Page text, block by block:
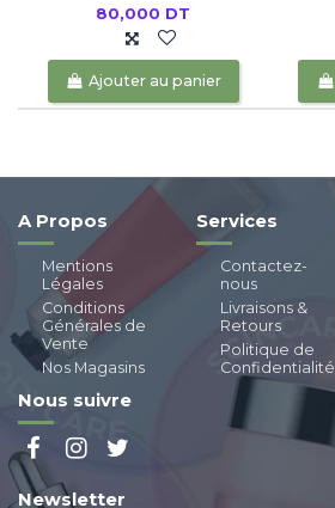
80,000 DT
Ajouter au panier
A Propos
Mentions
Légales
Conditions
Générales de
Vente
Nos Magasins
Services
Contactez-
nous
Livraisons &
Retours
Politique de
Confidentialité
Nous suivre
Newsletter